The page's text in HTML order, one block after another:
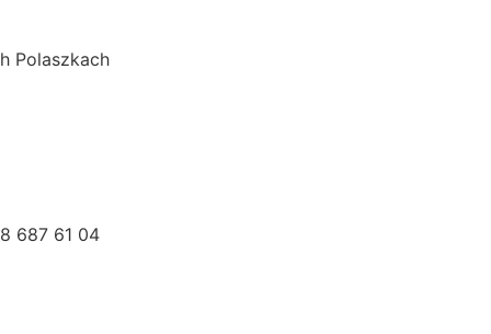
Polaszkach
687 61 04